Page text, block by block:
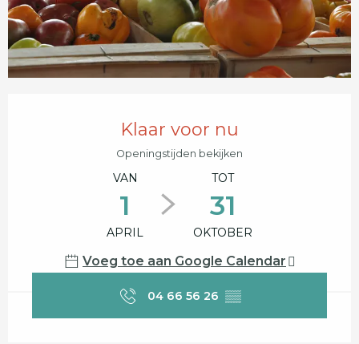
Klaar voor nu
Openingstijden bekijken
VAN
1
APRIL
TOT
31
OKTOBER
Voeg toe aan Google Calendar
04 66 56 26 ▒▒